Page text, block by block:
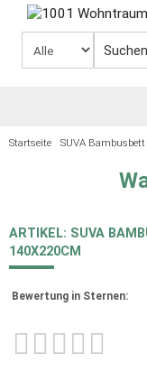
Startseite SUVA
ARTIKEL: SUVA
140X220CM
Bewertung in Sternen: